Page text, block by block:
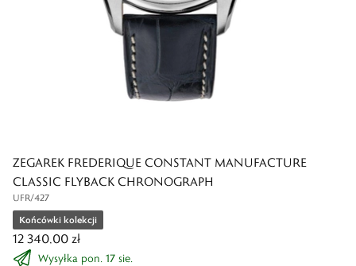
ZEGAREK FREDERIQUE CONSTANT MANUFACTURE
CLASSIC FLYBACK CHRONOGRAPH
UFR/427
Końcówki kolekcji
12 340,00 zł
Wysyłka pon. 17 sie.